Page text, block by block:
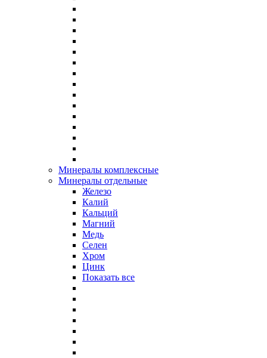
Минералы комплексные
Минералы отдельные
Железо
Калий
Кальций
Магний
Медь
Селен
Хром
Цинк
Показать все